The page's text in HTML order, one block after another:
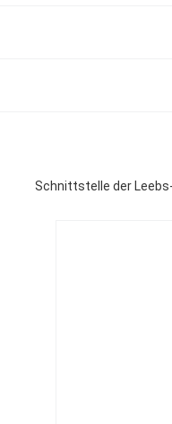
Schnittstelle der